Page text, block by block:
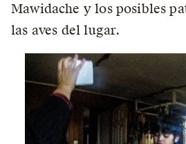
Mawidache y los posibles
las aves del lugar.